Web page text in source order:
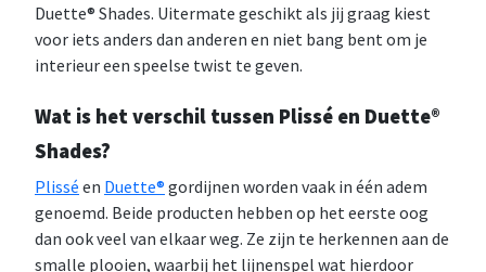
Duette® Shades. Uitermate geschikt als jij graag kiest
voor iets anders dan anderen en niet bang bent om je
interieur een speelse twist te geven.
Wat is het verschil tussen Plissé en Duette®
Shades?
Plissé en Duette® gordijnen worden vaak in één adem
genoemd. Beide producten hebben op het eerste oog
dan ook veel van elkaar weg. Ze zijn te herkennen aan de
smalle plooien, waarbij het lijnenspel wat hierdoor